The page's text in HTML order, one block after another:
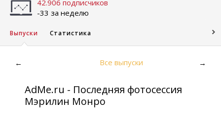
42.906 подписчиков
-33 за неделю
Выпуски Статистика
← Все выпуски →
AdMe.ru - Последняя фотосессия
Мэрилин Монро